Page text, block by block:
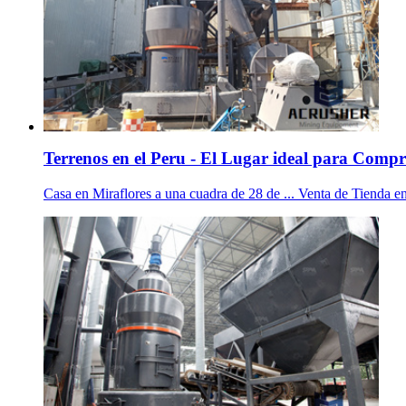
Terrenos en el Peru - El Lugar ideal para
Casa en Miraflores a una cuadra de 28 de ... Venta de Tienda